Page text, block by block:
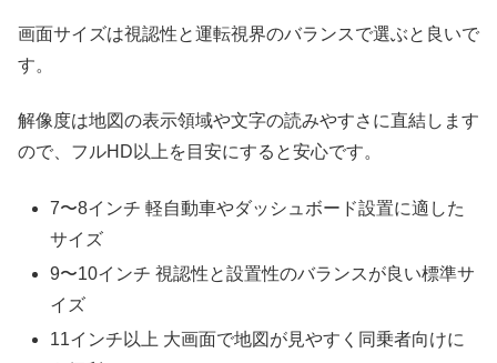
画面サイズは視認性と運転視界のバランスで選ぶと良いで
す。
解像度は地図の表示領域や文字の読みやすさに直結します
ので、フルHD以上を目安にすると安心です。
7〜8インチ 軽自動車やダッシュボード設置に適した
サイズ
9〜10インチ 視認性と設置性のバランスが良い標準サ
イズ
11インチ以上 大画面で地図が見やすく同乗者向けに